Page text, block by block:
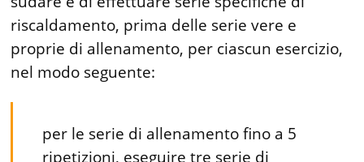
riscaldamento, prima delle serie vere e
proprie di allenamento, per ciascun esercizio,
nel modo seguente:
per le serie di allenamento fino a 5
ripetizioni, eseguire tre serie di